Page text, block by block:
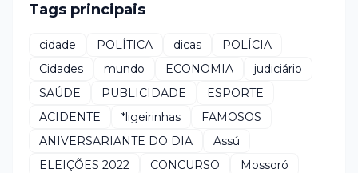
Tags principais
cidade POLÍTICA dicas
POLÍCIA
Cidades
mundo ECONOMIA
judiciário
SAÚDE
PUBLICIDADE
ESPORTE
ACIDENTE
*ligeirinhas
FAMOSOS
ANIVERSARIANTE DO DIA
Assú
ELEIÇÕES 2022
CONCURSO
Mossoró